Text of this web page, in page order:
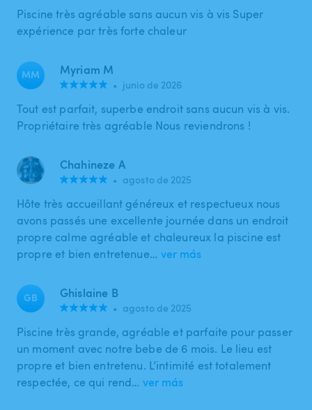
Piscine très agréable sans aucun vis à vis Super
expérience par très forte chaleur
MM Myriam M
• junio de 2026
Tout est parfait, superbe endroit sans aucun vis à vis.
Propriétaire très agréable Nous reviendrons !
Chahineze A
• agosto de 2025
Hôte très accueillant généreux et respectueux nous
avons passés une excellente journée dans un endroit
propre calme agréable et chaleureux la piscine est
propre et bien entretenue… ver más
GB Ghislaine B
• agosto de 2025
Piscine très grande, agréable et parfaite pour passer
un moment avec notre bebe de 6 mois. Le lieu est
propre et bien entretenu. L’intimité est totalement
respectée, ce qui rend… ver más